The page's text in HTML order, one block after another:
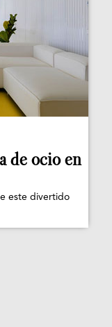
de ocio en
este divertido